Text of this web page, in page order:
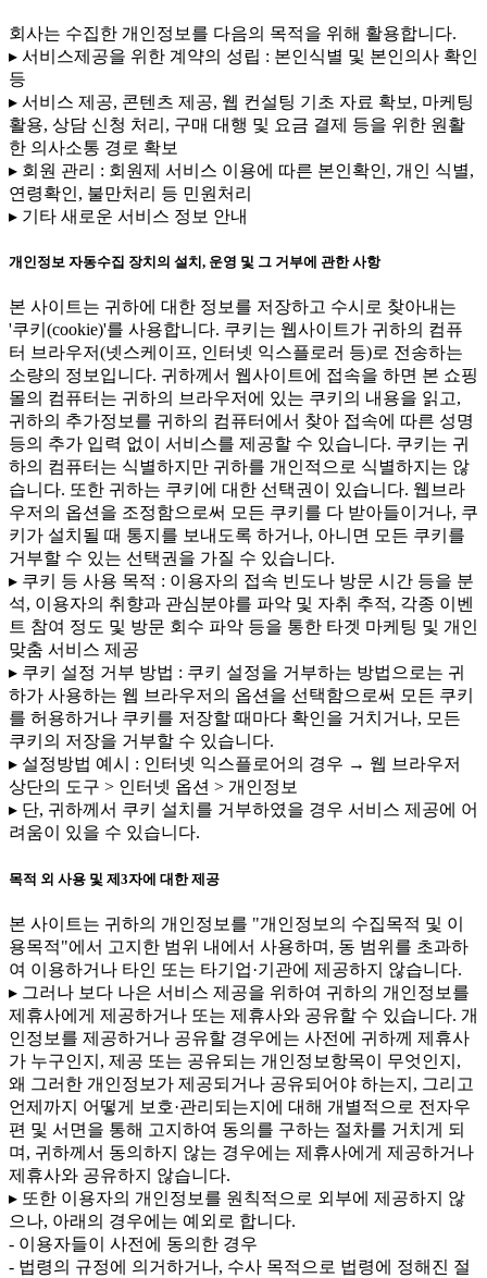
회사는 수집한 개인정보를 다음의 목적을 위해 활용합니다.
▸ 서비스제공을 위한 계약의 성립 : 본인식별 및 본인의사 확인
등
▸ 서비스 제공, 콘텐츠 제공, 웹 컨설팅 기초 자료 확보, 마케팅
활용, 상담 신청 처리, 구매 대행 및 요금 결제 등을 위한 원활
한 의사소통 경로 확보
▸ 회원 관리 : 회원제 서비스 이용에 따른 본인확인, 개인 식별,
연령확인, 불만처리 등 민원처리
▸ 기타 새로운 서비스 정보 안내
개인정보 자동수집 장치의 설치, 운영 및 그 거부에 관한 사항
본 사이트는 귀하에 대한 정보를 저장하고 수시로 찾아내는
'쿠키(cookie)'를 사용합니다. 쿠키는 웹사이트가 귀하의 컴퓨
터 브라우저(넷스케이프, 인터넷 익스플로러 등)로 전송하는
소량의 정보입니다. 귀하께서 웹사이트에 접속을 하면 본 쇼핑
몰의 컴퓨터는 귀하의 브라우저에 있는 쿠키의 내용을 읽고,
귀하의 추가정보를 귀하의 컴퓨터에서 찾아 접속에 따른 성명
등의 추가 입력 없이 서비스를 제공할 수 있습니다. 쿠키는 귀
하의 컴퓨터는 식별하지만 귀하를 개인적으로 식별하지는 않
습니다. 또한 귀하는 쿠키에 대한 선택권이 있습니다. 웹브라
우저의 옵션을 조정함으로써 모든 쿠키를 다 받아들이거나, 쿠
키가 설치될 때 통지를 보내도록 하거나, 아니면 모든 쿠키를
거부할 수 있는 선택권을 가질 수 있습니다.
▸ 쿠키 등 사용 목적 : 이용자의 접속 빈도나 방문 시간 등을 분
석, 이용자의 취향과 관심분야를 파악 및 자취 추적, 각종 이벤
트 참여 정도 및 방문 회수 파악 등을 통한 타겟 마케팅 및 개인
맞춤 서비스 제공
▸ 쿠키 설정 거부 방법 : 쿠키 설정을 거부하는 방법으로는 귀
하가 사용하는 웹 브라우저의 옵션을 선택함으로써 모든 쿠키
를 허용하거나 쿠키를 저장할 때마다 확인을 거치거나, 모든
쿠키의 저장을 거부할 수 있습니다.
▸ 설정방법 예시 : 인터넷 익스플로어의 경우 → 웹 브라우저
상단의 도구 > 인터넷 옵션 > 개인정보
▸ 단, 귀하께서 쿠키 설치를 거부하였을 경우 서비스 제공에 어
려움이 있을 수 있습니다.
목적 외 사용 및 제3자에 대한 제공
본 사이트는 귀하의 개인정보를 "개인정보의 수집목적 및 이
용목적"에서 고지한 범위 내에서 사용하며, 동 범위를 초과하
여 이용하거나 타인 또는 타기업·기관에 제공하지 않습니다.
▸ 그러나 보다 나은 서비스 제공을 위하여 귀하의 개인정보를
제휴사에게 제공하거나 또는 제휴사와 공유할 수 있습니다. 개
인정보를 제공하거나 공유할 경우에는 사전에 귀하께 제휴사
가 누구인지, 제공 또는 공유되는 개인정보항목이 무엇인지,
왜 그러한 개인정보가 제공되거나 공유되어야 하는지, 그리고
언제까지 어떻게 보호·관리되는지에 대해 개별적으로 전자우
편 및 서면을 통해 고지하여 동의를 구하는 절차를 거치게 되
며, 귀하께서 동의하지 않는 경우에는 제휴사에게 제공하거나
제휴사와 공유하지 않습니다.
▸ 또한 이용자의 개인정보를 원칙적으로 외부에 제공하지 않
으나, 아래의 경우에는 예외로 합니다.
- 이용자들이 사전에 동의한 경우
- 법령의 규정에 의거하거나, 수사 목적으로 법령에 정해진 절